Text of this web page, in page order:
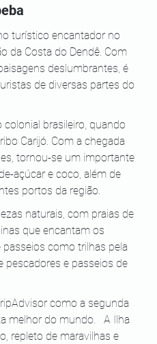
turístico encantador no
da Costa do Dendê. Com
deslumbrantes, é
de diversas partes do
brasileiro, quando
Carijó. Com a chegada
tornou-se um importante
açúcar e coco, além de
portos da região.
naturais, com praias de
que encantam os
como trilhas pela
pescadores e passeios de
como a segunda
melhor do mundo.   A Ilha
repleto de maravilhas e